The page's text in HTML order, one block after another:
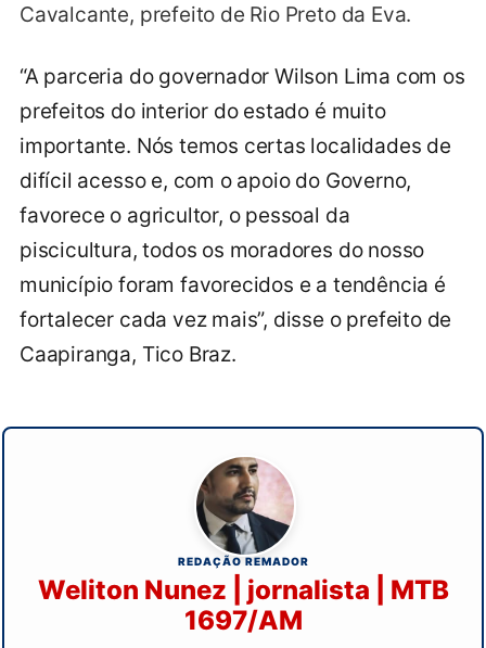
Cavalcante, prefeito de Rio Preto da Eva.
“A parceria do governador Wilson Lima com os
prefeitos do interior do estado é muito
importante. Nós temos certas localidades de
difícil acesso e, com o apoio do Governo,
favorece o agricultor, o pessoal da
piscicultura, todos os moradores do nosso
município foram favorecidos e a tendência é
fortalecer cada vez mais”, disse o prefeito de
Caapiranga, Tico Braz.
REDAÇÃO REMADOR
Weliton Nunez | jornalista | MTB
1697/AM